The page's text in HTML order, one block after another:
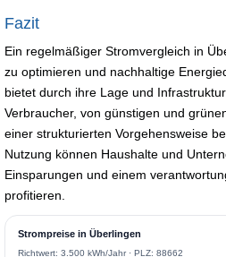
Fazit
Ein regelmäßiger Stromvergleich in
zu optimieren und nachhaltige
bietet durch ihre Lage und
Verbraucher, von günstigen und
einer strukturierten Vorgehensweise
Nutzung können Haushalte und
Einsparungen und einem
profitieren.
Strompreise in Überlingen
Richtwert: 3.500 kWh/Jahr · PLZ: 88662